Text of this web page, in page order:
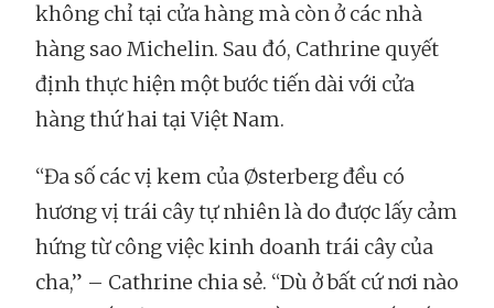
không chỉ tại cửa hàng mà còn ở các nhà
hàng sao Michelin. Sau đó, Cathrine quyết
định thực hiện một bước tiến dài với cửa
hàng thứ hai tại Việt Nam.
“Đa số các vị kem của Østerberg đều có
hương vị trái cây tự nhiên là do được lấy cảm
hứng từ công việc kinh doanh trái cây của
cha,” – Cathrine chia sẻ. “Dù ở bất cứ nơi nào